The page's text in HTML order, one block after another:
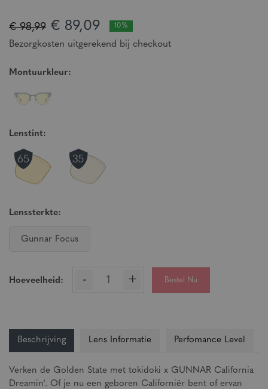
€ 98,99 € 89,09 10%
Bezorgkosten uitgerekend bij checkout
Montuurkleur:
Lenstint:
Lenssterkte:
Gunnar Focus
Hoeveelheid: - + Bestel Nu
Beschrijving Lens Informatie Perfomance Level
Verken de Golden State met tokidoki x GUNNAR California
Dreamin'. Of je nu een geboren Californiër bent of ervan